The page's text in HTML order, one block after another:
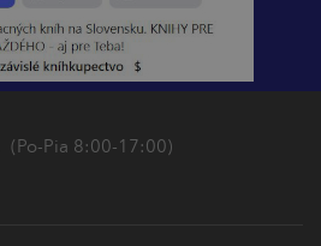
(Po-Pia 8:00-17:00)